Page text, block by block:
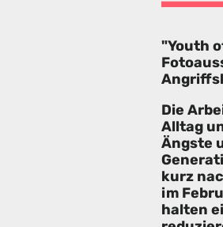
"Youth
Die
Alltag
Ängste
kurz
im
halten